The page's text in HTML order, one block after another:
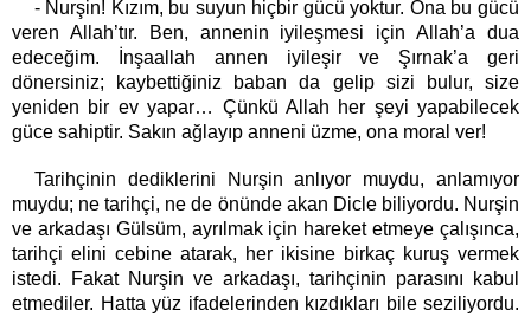
- Nurşin! Kızım, bu suyun hiçbir gücü yoktur. Ona bu gücü
veren Allah’tır. Ben, annenin iyileşmesi için Allah’a dua
edeceğim. İnşaallah annen iyileşir ve Şırnak’a geri
dönersiniz; kaybettiğiniz baban da gelip sizi bulur, size
yeniden bir ev yapar… Çünkü Allah her şeyi yapabilecek
güce sahiptir. Sakın ağlayıp anneni üzme, ona moral ver!
Tarihçinin dediklerini Nurşin anlıyor muydu, anlamıyor
muydu; ne tarihçi, ne de önünde akan Dicle biliyordu. Nurşin
ve arkadaşı Gülsüm, ayrılmak için hareket etmeye çalışınca,
tarihçi elini cebine atarak, her ikisine birkaç kuruş vermek
istedi. Fakat Nurşin ve arkadaşı, tarihçinin parasını kabul
etmediler. Hatta yüz ifadelerinden kızdıkları bile seziliyordu.